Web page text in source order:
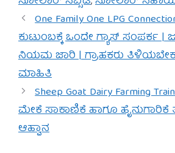
One Family One LPG
ಕುಟುಂಬಕ್ಕೆ ಒಂದೇ ಗ್ಯಾಸ್ ಸಂಪರ್ಕ
ನಿಯಮ ಜಾರಿ | ಗ್ರಾಹಕರು
ಮಾಹಿತಿ
Sheep Goat Dairy Farming
ಮೇಕೆ ಸಾಕಾಣಿಕೆ ಹಾಗೂ
ಆಹ್ವಾನ